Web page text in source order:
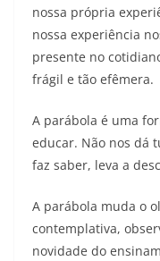
nossa própria
nossa experiência
presente no
frágil e tão efêmera.
A parábola é uma
educar. Não nos dá
faz saber, leva a
A parábola muda o
contemplativa,
novidade do